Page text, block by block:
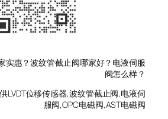
实惠？波纹管截止阀哪家好？电液伺服
阀怎么样？
LVDT位移传感器,波纹管截止阀,电液伺
服阀,OPC电磁阀,AST电磁阀